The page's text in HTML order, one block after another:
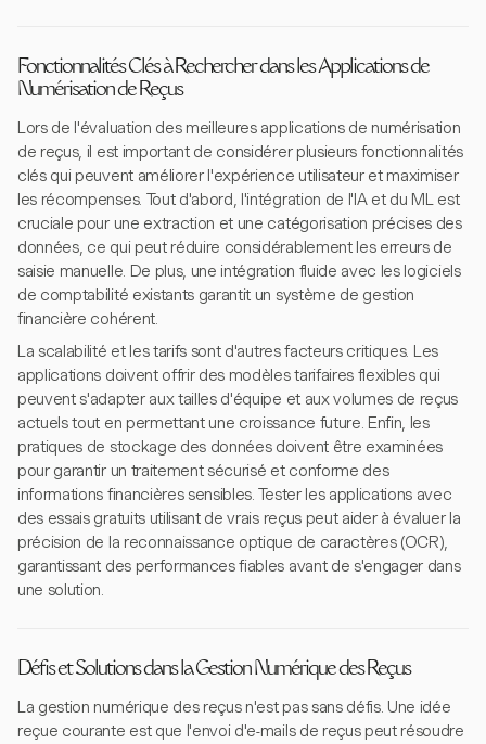
Fonctionnalités Clés à Rechercher dans les Applications de
Numérisation de Reçus
Lors de l'évaluation des meilleures applications de numérisation
de reçus, il est important de considérer plusieurs fonctionnalités
clés qui peuvent améliorer l'expérience utilisateur et maximiser
les récompenses. Tout d'abord, l'intégration de l'IA et du ML est
cruciale pour une extraction et une catégorisation précises des
données, ce qui peut réduire considérablement les erreurs de
saisie manuelle. De plus, une intégration fluide avec les logiciels
de comptabilité existants garantit un système de gestion
financière cohérent.
La scalabilité et les tarifs sont d'autres facteurs critiques. Les
applications doivent offrir des modèles tarifaires flexibles qui
peuvent s'adapter aux tailles d'équipe et aux volumes de reçus
actuels tout en permettant une croissance future. Enfin, les
pratiques de stockage des données doivent être examinées
pour garantir un traitement sécurisé et conforme des
informations financières sensibles. Tester les applications avec
des essais gratuits utilisant de vrais reçus peut aider à évaluer la
précision de la reconnaissance optique de caractères (OCR),
garantissant des performances fiables avant de s'engager dans
une solution.
Défis et Solutions dans la Gestion Numérique des Reçus
La gestion numérique des reçus n'est pas sans défis. Une idée
reçue courante est que l'envoi d'e-mails de reçus peut résoudre